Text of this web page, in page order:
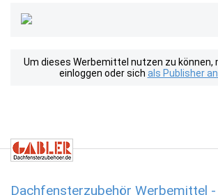
Um dieses Werbemittel nutzen zu können,
einloggen oder sich als Publisher
Dachfensterzubehör Werbemittel -